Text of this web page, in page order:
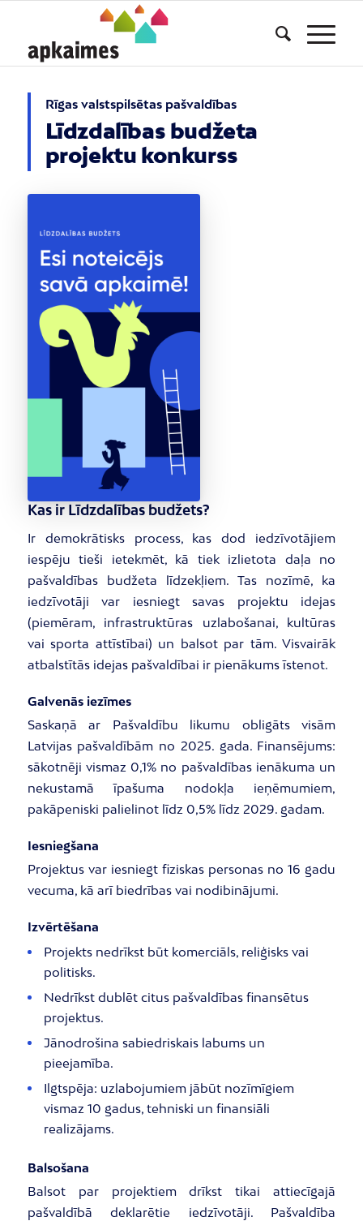
Rīgas valstspilsētas pašvaldības
Līdzdalības budžeta
projektu konkurss
Kas ir Līdzdalības budžets?
Ir demokrātisks process, kas dod iedzīvotājiem
iespēju tieši ietekmēt, kā tiek izlietota daļa no
pašvaldības budžeta līdzekļiem. Tas nozīmē, ka
iedzīvotāji var iesniegt savas projektu idejas
(piemēram, infrastruktūras uzlabošanai, kultūras
vai sporta attīstībai) un balsot par tām. Visvairāk
atbalstītās idejas pašvaldībai ir pienākums īstenot.
Galvenās iezīmes
Saskaņā ar Pašvaldību likumu obligāts visām
Latvijas pašvaldībām no 2025. gada. Finansējums:
sākotnēji vismaz 0,1% no pašvaldības ienākuma un
nekustamā īpašuma nodokļa ieņēmumiem,
pakāpeniski palielinot līdz 0,5% līdz 2029. gadam.
Iesniegšana
Projektus var iesniegt fiziskas personas no 16 gadu
vecuma, kā arī biedrības vai nodibinājumi.
Izvērtēšana
Projekts nedrīkst būt komerciāls, reliģisks vai
politisks.
Nedrīkst dublēt citus pašvaldības finansētus
projektus.
Jānodrošina sabiedriskais labums un
pieejamība.
Ilgtspēja: uzlabojumiem jābūt nozīmīgiem
vismaz 10 gadus, tehniski un finansiāli
realizājams.
Balsošana
Balsot par projektiem drīkst tikai attiecīgajā
pašvaldībā deklarētie iedzīvotāji. Pašvaldība